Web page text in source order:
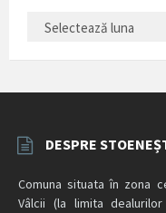
ARTICOLE
DESPRE
Comuna situata în zona
Vâlcii (la limita